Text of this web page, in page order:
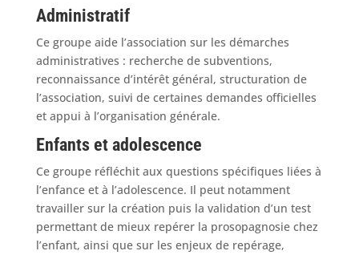
Administratif
Ce groupe aide l’association sur les démarches
administratives : recherche de subventions,
reconnaissance d’intérêt général, structuration de
l’association, suivi de certaines demandes officielles
et appui à l’organisation générale.
Enfants et adolescence
Ce groupe réfléchit aux questions spécifiques liées à
l’enfance et à l’adolescence. Il peut notamment
travailler sur la création puis la validation d’un test
permettant de mieux repérer la prosopagnosie chez
l’enfant, ainsi que sur les enjeux de repérage,